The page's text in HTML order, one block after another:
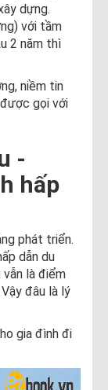
dựng.
với tầm
2 năm thì
niềm tin
gọi với
-
hấp
phát triển.
dẫn du
vẫn là điểm
đâu là lý
gia đình đi